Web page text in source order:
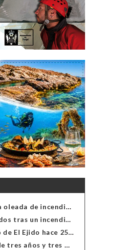
Detenido el autor de una oleada de incendios de contenedores en Almería
Madre e hijo hospitalizados tras un incendio en la cocina de una vivienda en Almería
Cuando la ira se apoderó de El Ejido hace 25 años
Confirmada la condena de tres años y tres meses al hombre de Antas acusado de xenofobia